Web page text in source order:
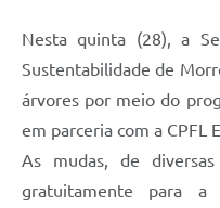
Nesta quinta (28), a
Sustentabilidade de
árvores por meio do
em parceria com a CPFL
As mudas, de
gratuitamente para a